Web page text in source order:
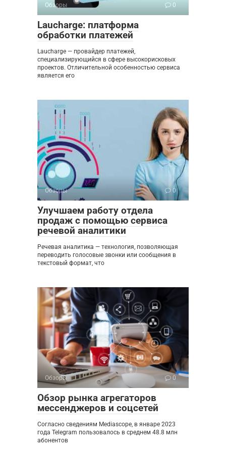
Обзоры 0
Laucharge: платформа
обработки платежей
Laucharge — провайдер платежей,
специализирующийся в сфере высокорисковых
проектов. Отличительной особенностью сервиса
является его
Обзоры 0
Улучшаем работу отдела
продаж с помощью сервиса
речевой аналитики
Речевая аналитика — технология, позволяющая
переводить голосовые звонки или сообщения в
текстовый формат, что
Обзоры 0
Обзор рынка агрегаторов
мессенджеров и соцсетей
Согласно сведениям Mediascope, в январе 2023
года Telegram пользовалось в среднем 48.8 млн
абонентов